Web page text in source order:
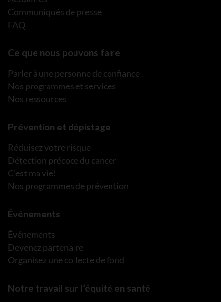
Communiqués de presse
FAQ
Ce que nous pouvons faire
Parler à une personne de confiance
Nos programmes et services
Nos ressources
Prévention et dépistage
Réduisez votre risque
Détection précoce du cancer
C’est ma vie!
Nos programmes de prévention
Événements
Événements
Devenez partenaire
Organisez une collecte de fond
Notre travail sur l’équité en santé